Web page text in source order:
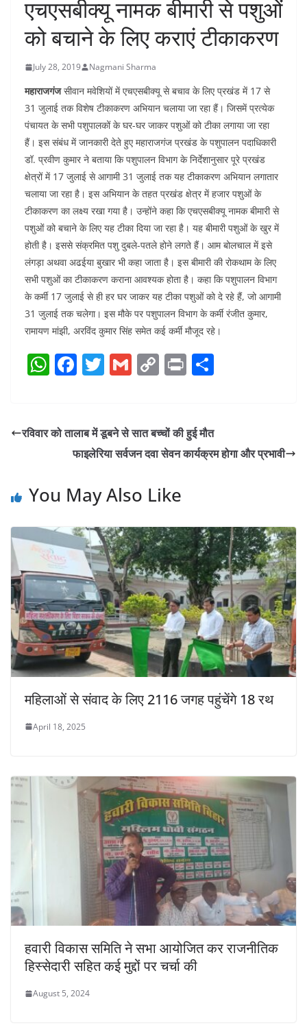
एचएसबीक्यू नामक बीमारी से पशुओं
को बचाने के लिए कराएं टीकाकरण
July 28, 2019 Nagmani Sharma
महाराजगंजसीवान मवेशियों में एचएसबीक्यू से बचाव के लिए प्रखंड में 17 से
31 जुलाई तक विशेष टीकाकरण अभियान चलाया जा रहा हैं। जिसमें प्रत्येक
पंचायत के सभी पशुपालकों के घर-घर जाकर पशुओं को टीका लगाया जा रहा
हैं। इस संबंध में जानकारी देते हुए महाराजगंज प्रखंड के पशुपालन पदाधिकारी
डॉ. प्रवीण कुमार ने बताया कि पशुपालन विभाग के निर्देशानुसार पूरे प्रखंड
क्षेत्रों में 17 जुलाई से आगामी 31 जुलाई तक यह टीकाकरण अभियान लगातार
चलाया जा रहा है। इस अभियान के तहत प्रखंड क्षेत्र में हजार पशुओं के
टीकाकरण का लक्ष्य रखा गया है। उन्होंने कहा कि एचएसबीक्यू नामक बीमारी से
पशुओं को बचाने के लिए यह टीका दिया जा रहा है। यह बीमारी पशुओं के खुर में
होती है। इससे संक्रमित पशु दुबले-पतले होने लगते हैं। आम बोलचाल में इसे
लंगड़ा अथवा अढईया बुखार भी कहा जाता है। इस बीमारी की रोकथाम के लिए
सभी पशुओं का टीकाकरण कराना आवश्यक होता है। कहा कि पशुपालन विभाग
के कर्मी 17 जुलाई से ही हर घर जाकर यह टीका पशुओं को दे रहे हैं, जो आगामी
31 जुलाई तक चलेगा। इस मौके पर पशुपालन विभाग के कर्मी रंजीत कुमार,
रामायण मांझी, अरविंद कुमार सिंह समेत कई कर्मी मौजूद रहे।
W
s
p
F
e
b
o
T
er
G
l
C
y
Li
k
Pr
e
रविवार को तालाब में डूबने से सात बच्चों की हुई मौत
फाइलेरिया सर्वजन दवा सेवन कार्यक्रम होगा और प्रभावी
You May Also Like
महिलाओं से संवाद के लिए 2116 जगह पहुंचेंगे 18 रथ
April 18, 2025
हवारी विकास समिति ने सभा आयोजित कर राजनीतिक
हिस्सेदारी सहित कई मुद्दों पर चर्चा की
August 5, 2024